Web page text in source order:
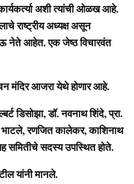
अशी त्यांची ओळख आहे.
राष्ट्रीय अध्यक्ष असून
नेते आहेत. एक जेष्ठ विचारवंत
मंदिर आजरा येथे होणार आहे.
डिसोझा, डॉ. नवनाथ शिंदे, प्रा.
भाटले, रणजित कालेकर, काशिनाथ
समितीचे सदस्य उपस्थित होते.
यांनी मानले.